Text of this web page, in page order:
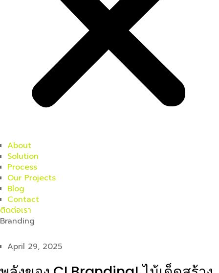
About
Solution
Process
Our Projects
Blog
Contact
ติดต่อเรา
Branding
April 29, 2025